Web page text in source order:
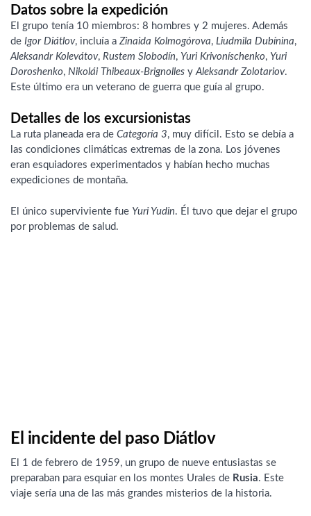
Datos sobre la expedición
El grupo tenía 10 miembros: 8 hombres y 2 mujeres. Además
de Igor Diátlov, incluía a Zinaida Kolmogórova, Liudmila Dubínina,
Aleksandr Kolevátov, Rustem Slobodín, Yuri Krivoníschenko, Yuri
Doroshenko, Nikolái Thibeaux-Brignolles y Aleksandr Zolotariov.
Este último era un veterano de guerra que guía al grupo.
Detalles de los excursionistas
La ruta planeada era de Categoría 3, muy difícil. Esto se debía a
las condiciones climáticas extremas de la zona. Los jóvenes
eran esquiadores experimentados y habían hecho muchas
expediciones de montaña.
El único superviviente fue Yuri Yudin. Él tuvo que dejar el grupo
por problemas de salud.
El incidente del paso Diátlov
El 1 de febrero de 1959, un grupo de nueve entusiastas se
preparaban para esquiar en los montes Urales de Rusia. Este
viaje sería una de las más grandes misterios de la historia.